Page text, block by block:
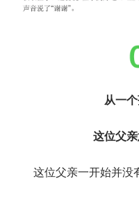
从一
这位父
这位父亲一开始并没